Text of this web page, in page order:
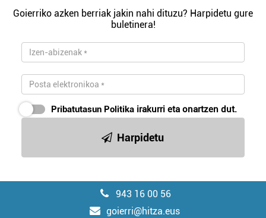
Goierriko azken berriak jakin nahi dituzu? Harpidetu gure
buletinera!
Pribatutasun Politika irakurri eta onartzen dut.
Harpidetu
943 16 00 56
goierri@hitza.eus